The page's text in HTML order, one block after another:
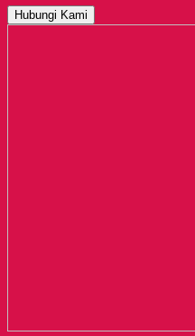
Hubungi Kami